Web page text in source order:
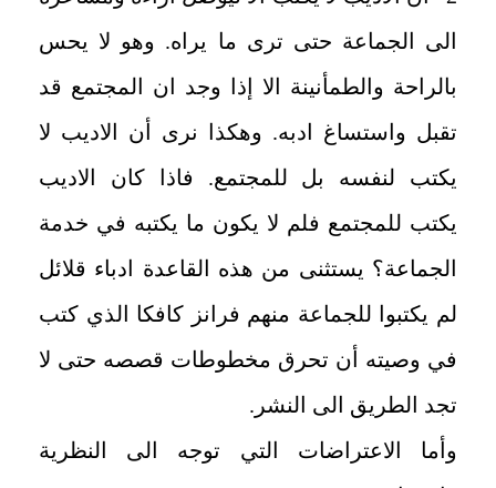
الى الجماعة حتى ترى ما يراه. وهو لا يحس
بالراحة والطمأنينة الا إذا وجد ان المجتمع قد
تقبل واستساغ ادبه. وهكذا نرى أن الاديب لا
يكتب لنفسه بل للمجتمع. فاذا كان الاديب
يكتب للمجتمع فلم لا يكون ما يكتبه في خدمة
الجماعة؟ يستثنى من هذه القاعدة ادباء قلائل
لم يكتبوا للجماعة منهم فرانز كافكا الذي كتب
في وصيته أن تحرق مخطوطات قصصه حتى لا
تجد الطريق الى النشر.
وأما الاعتراضات التي توجه الى النظرية